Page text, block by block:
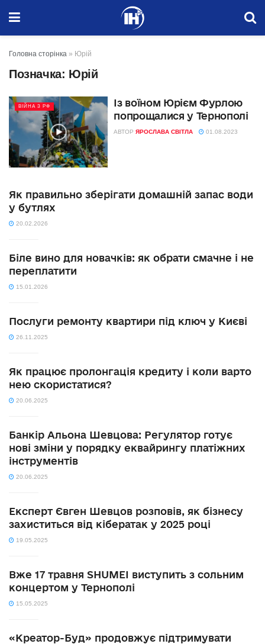
Головна сторінка » Юрій
Позначка: Юрій
ВІЙНА З РФ
Із воїном Юрієм Фурлою
попрощалися у Тернополі
АВТОР ЯРОСЛАВА СВІТЛА 01.08.2023
Як правильно зберігати домашній запас води
у бутлях
20.02.2026
Біле вино для новачків: як обрати смачне і не
переплатити
15.01.2026
Послуги ремонту квартири під ключ у Києві
26.11.2025
Як працює пролонгація кредиту і коли варто
нею скористатися?
20.06.2025
Банкір Альона Шевцова: Регулятор готує
нові зміни у порядку еквайрингу платіжних
інструментів
20.06.2025
Експерт Євген Шевцов розповів, як бізнесу
захиститься від кібератак у 2025 році
19.05.2025
Вже 17 травня SHUMEI виступить з сольним
концертом у Тернополі
15.05.2025
«Креатор-Буд» продовжує підтримувати